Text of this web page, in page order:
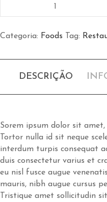
Categoria: Foods Tag:
DESCRIÇÃO
Sorem ipsum dolor sit
Tortor nulla id sit neque
interdum turpis consequat
duis consectetur varius et
eu nisl fusce augue
mauris, nibh augue cursus
Tristique amet sollicitudin